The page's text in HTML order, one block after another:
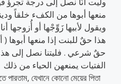
منعها أبوها من الكفء خلقاً
ويقول لأبيها زَوِّجْها أو أُزوجها
هذا حقٌ للبنت إذا منعها
حقٌ شرعي . فليتنا نصل إلى هذه
الفتيات يمنعهن الحياء من ذلك
পারতাম, যেখানে কোনো মেয়ের পিতা